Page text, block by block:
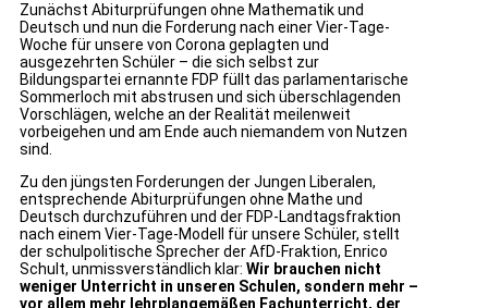
Zunächst Abiturprüfungen ohne Mathematik und
Deutsch und nun die Forderung nach einer Vier-Tage-
Woche für unsere von Corona geplagten und
ausgezehrten Schüler – die sich selbst zur
Bildungspartei ernannte FDP füllt das parlamentarische
Sommerloch mit abstrusen und sich überschlagenden
Vorschlägen, welche an der Realität meilenweit
vorbeigehen und am Ende auch niemandem von Nutzen
sind.
Zu den jüngsten Forderungen der Jungen Liberalen,
entsprechende Abiturprüfungen ohne Mathe und
Deutsch durchzuführen und der FDP-Landtagsfraktion
nach einem Vier-Tage-Modell für unsere Schüler, stellt
der schulpolitische Sprecher der AfD-Fraktion, Enrico
Schult, unmissverständlich klar: Wir brauchen nicht
weniger Unterricht in unseren Schulen, sondern mehr –
vor allem mehr lehrplangemäßen Fachunterricht, der